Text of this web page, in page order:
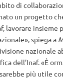
di
un progetto
lavorare
spiega a
nazionale
dell’Inaf. «È
più utile